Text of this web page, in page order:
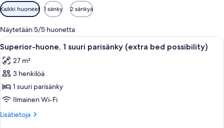
Huoneille
saatavilla
olevia
suodattimia
Kaikki huoneet 1 sänky 2 sänkyä
Näytetään 5/5 huonetta
Avaa
kaikki
huonetyypin
Superior-
huone,
1
suuri
parisänky
Moderni hotellihuone, jossa on
4
Superior-huone, 1 suuri parisänky (extra bed possibility)
27 m²
3 henkilöä
1 suuri parisänky
Ilmainen Wi-Fi
Lisätietoja
Lisätietoja